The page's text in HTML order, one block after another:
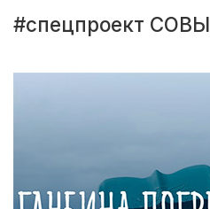
#спецпроект СОВЫ